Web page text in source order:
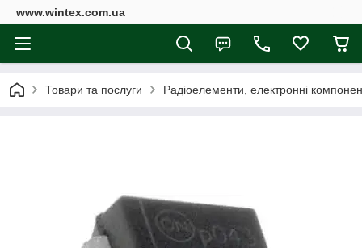
www.wintex.com.ua
Товари та послуги Радіоелементи, електронні